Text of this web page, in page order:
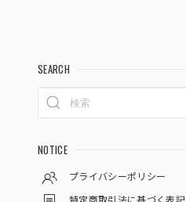
SEARCH
NOTICE
プライバシーポリシー